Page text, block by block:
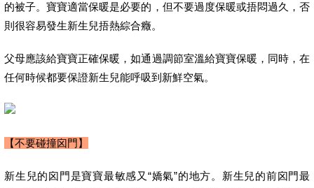
的被子。寶寶適當保暖是必要的，但不要過度保暖或捂悶過久，否
則很容易發生新生兒捂熱綜合癥。
父母應該給寶寶正確保暖，如通過調節室溫給寶寶保暖，同時，在
任何時候都要保證新生兒能呼吸到新鮮空氣。
【不要碰撞囟門】
新生兒的囟門是寶寶最敏感又“嬌氣”的地方。新生兒的前囟門最